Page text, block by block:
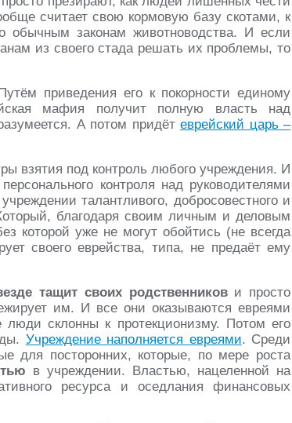
считает свою кормовую базу скотами, к
обычным законам животноводства. И если
из своего стада решать их проблемы, то
приведения его к покорности единому
мафия получит полную власть над
А потом придётеврейский царь –
взятия под контроль любого учреждения. И
контроля над руководителями
талантливого, добросовестного и
благодаря своим личным и деловым
которой уже не могут обойтись (не всегда
своего еврейства, типа, не предаёт ему
тащит своих родственникови просто
им. И все они оказываются евреями
склонны к протекционизму. Потом его
Учреждение наполняется евреями. Среди
для посторонних, которые, по мере роста
в учреждении. Властью, нацеленной на
ресурса и оседлания финансовых